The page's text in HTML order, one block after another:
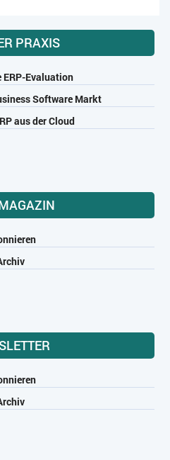
PRAXIS
ERP-Evaluation
Software Markt
aus der Cloud